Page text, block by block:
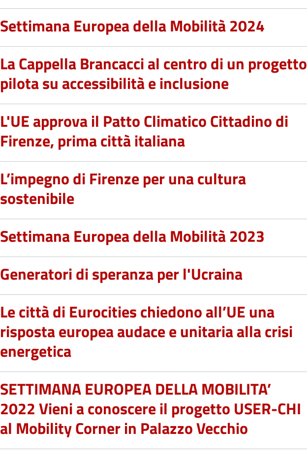
Settimana Europea della Mobilità 2024
La Cappella Brancacci al centro di un progetto
pilota su accessibilità e inclusione
L'UE approva il Patto Climatico Cittadino di
Firenze, prima città italiana
L’impegno di Firenze per una cultura
sostenibile
Settimana Europea della Mobilità 2023
Generatori di speranza per l'Ucraina
Le città di Eurocities chiedono all’UE una
risposta europea audace e unitaria alla crisi
energetica
SETTIMANA EUROPEA DELLA MOBILITA’
2022 Vieni a conoscere il progetto USER-CHI
al Mobility Corner in Palazzo Vecchio